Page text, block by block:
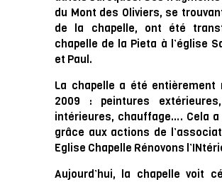
du Mont des Oliviers, se
de la chapelle, ont été
chapelle de la Pieta à l’église
et Paul.
La chapelle a été entièrement
2009 : peintures
intérieures, chauffage…. Cela
grâce aux actions de
Eglise Chapelle Rénovons
Aujourd’hui, la chapelle voit